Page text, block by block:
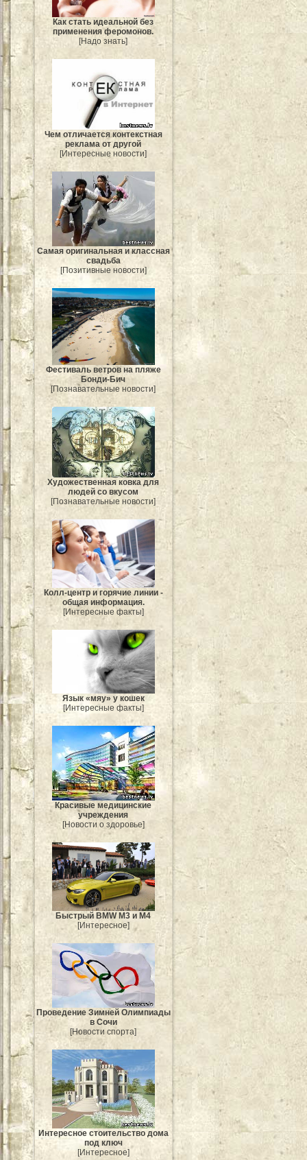
Как стать идеальной без
применения феромонов.
[Надо знать]
Чем отличается контекстная
реклама от другой
[Интересные новости]
Самая оригинальная и классная
свадьба
[Позитивные новости]
Фестиваль ветров на пляже
Бонди-Бич
[Познавательные новости]
Художественная ковка для
людей со вкусом
[Познавательные новости]
Колл-центр и горячие линии -
общая информация.
[Интересные факты]
Язык «мяу» у кошек
[Интересные факты]
Красивые медицинские
учреждения
[Новости о здоровье]
Быстрый BMW M3 и M4
[Интересное]
Проведение Зимней Олимпиады
в Сочи
[Новости спорта]
Интересное стоительство дома
под ключ
[Интересное]